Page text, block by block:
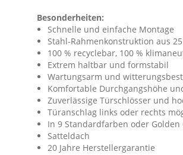
Besonderheiten:
Schnelle und einfache Montage
Stahl-Rahmenkonstruktion aus
100 % recyclebar, 100 %
Extrem haltbar und formstabil
Wartungsarm und
Komfortable Durchgangshöhe
Zuverlässige Türschlösser und
Türanschlag links oder rechts
In 9 Standardfarben oder
Satteldach
20 Jahre Herstellergarantie